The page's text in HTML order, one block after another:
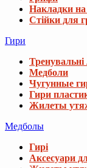
Накладки
Стійки для
Гири
Медболи
Чугунные
Гири
Жилеты
Медболы
Гирі
Аксесуари